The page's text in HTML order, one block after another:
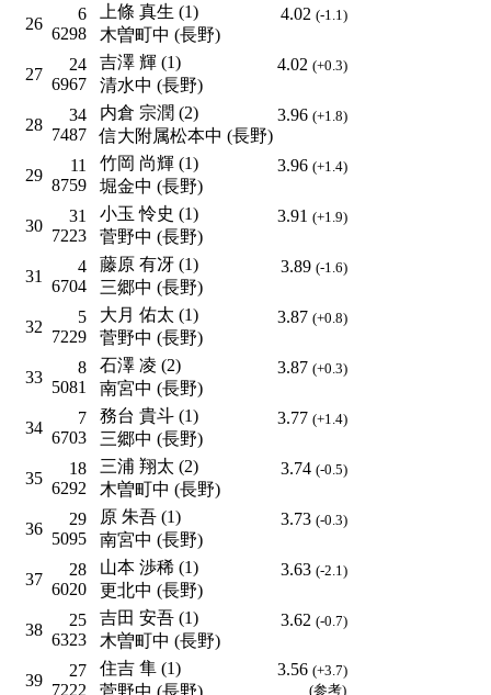
26
6
6298
上條 真生 (1)
木曽町中 (長野)
4.02 (-1.1)
27
24
6967
吉澤 輝 (1)
清水中 (長野)
4.02 (+0.3)
28
34
7487
内倉 宗潤 (2)
信大附属松本中 (長野)
3.96 (+1.8)
29
11
8759
竹岡 尚輝 (1)
堀金中 (長野)
3.96 (+1.4)
30
31
7223
小玉 怜史 (1)
菅野中 (長野)
3.91 (+1.9)
31
4
6704
藤原 有冴 (1)
三郷中 (長野)
3.89 (-1.6)
32
5
7229
大月 佑太 (1)
菅野中 (長野)
3.87 (+0.8)
33
8
5081
石澤 凌 (2)
南宮中 (長野)
3.87 (+0.3)
34
7
6703
務台 貴斗 (1)
三郷中 (長野)
3.77 (+1.4)
35
18
6292
三浦 翔太 (2)
木曽町中 (長野)
3.74 (-0.5)
36
29
5095
原 朱吾 (1)
南宮中 (長野)
3.73 (-0.3)
37
28
6020
山本 渉稀 (1)
更北中 (長野)
3.63 (-2.1)
38
25
6323
吉田 安吾 (1)
木曽町中 (長野)
3.62 (-0.7)
39
27
7222
住吉 隼 (1)
菅野中 (長野)
3.56 (+3.7)
(参考)